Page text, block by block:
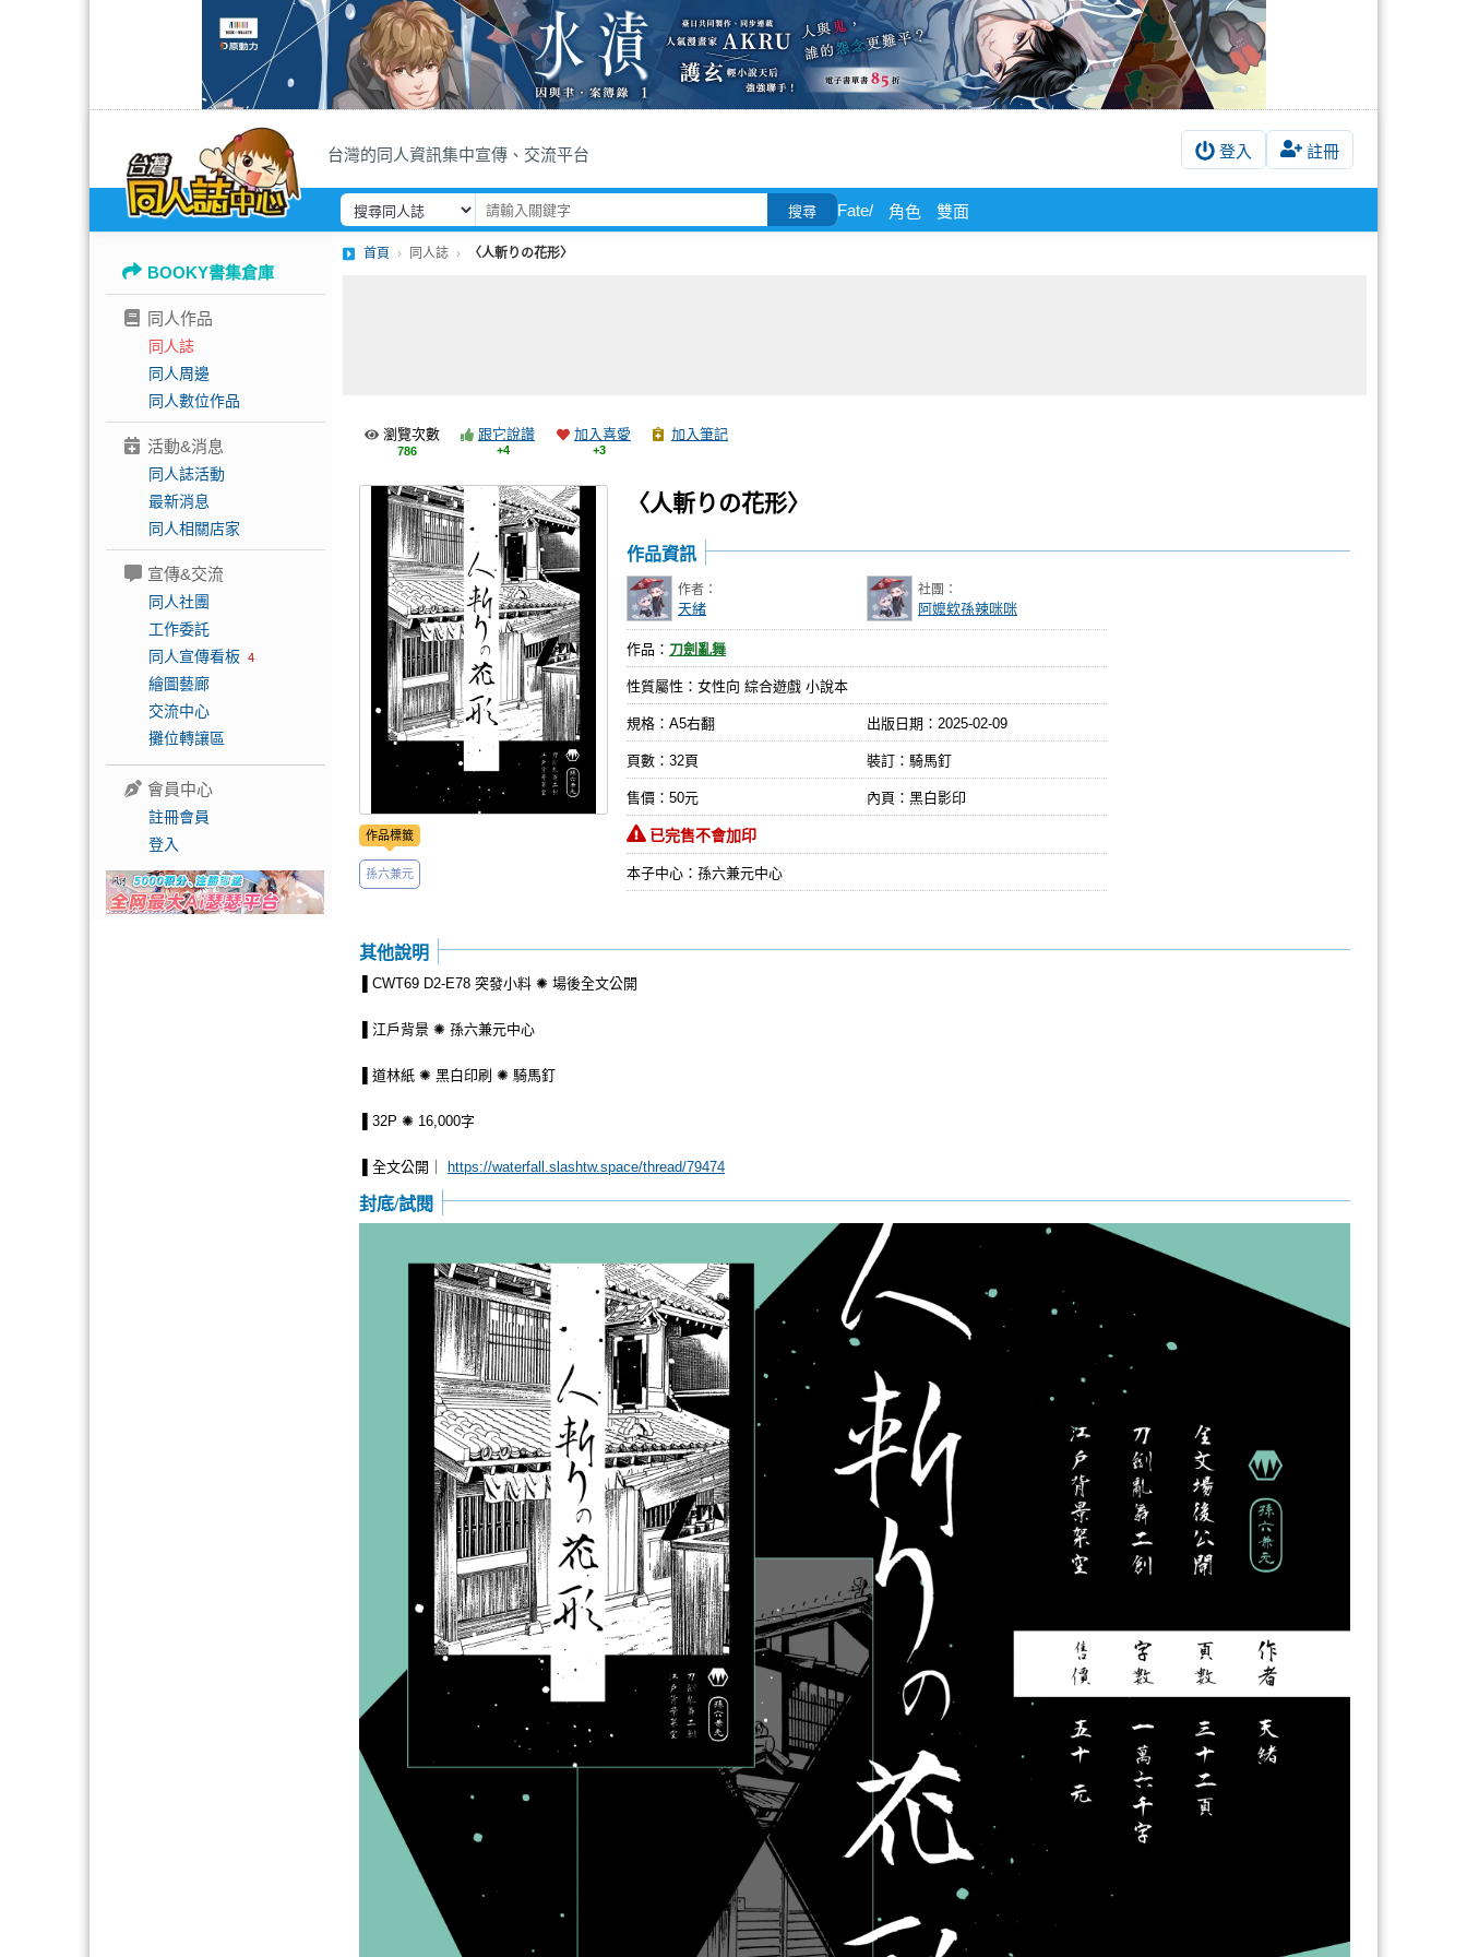
台灣的同人資訊集中宣傳、交流平台 登入 註冊
搜尋 Fate/ 角色 雙面
BOOKY書集倉庫
同人作品
同人誌
同人周邊
同人數位作品
活動&消息
同人誌活動
最新消息
同人相關店家
宣傳&交流
同人社團
工作委託
同人宣傳看板 4
繪圖藝廊
交流中心
攤位轉讓區
會員中心
註冊會員
登入
首頁 同人誌 〈人斬りの花形〉
瀏覽次數
786
跟它說讚
+4
加入喜愛
+3
加入筆記
〈人斬りの花形〉
作品標籤
孫六兼元
作品資訊
作者：
天緒
社團：
阿嬤欸孫辣咪咪
作品： 刀劍亂舞
性質屬性：女性向 綜合遊戲 小說本
規格：A5右翻 出版日期： 2025-02-09
頁數：32頁 裝訂：騎馬釘
售價：50元 內頁：黑白影印
已完售不會加印
本子中心：孫六兼元中心
其他說明
▌CWT69 D2-E78 突發小料 ✺ 場後全文公開
▌江戶背景 ✺ 孫六兼元中心
▌道林紙 ✺ 黑白印刷 ✺ 騎馬釘
▌32P ✺ 16,000字
▌全文公開｜ https://waterfall.slashtw.space/thread/79474
封底/試閱